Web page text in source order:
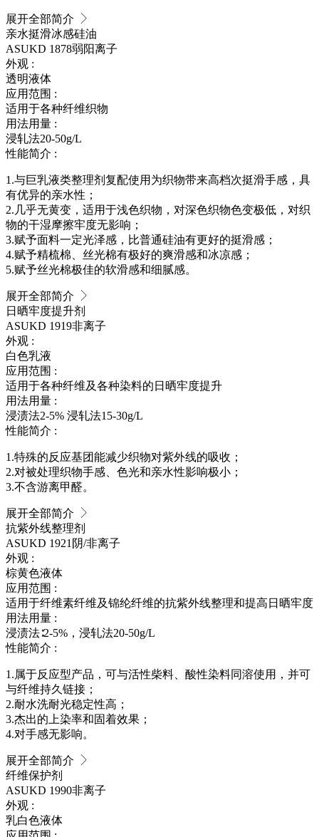
展开全部简介
亲水挺滑冰感硅油
ASUKD 1878弱阳离子
外观 :
透明液体
应用范围 :
适用于各种纤维织物
用法用量 :
浸轧法20-50g/L
性能简介 :
1.与巨乳液类整理剂复配使用为织物带来高档次挺滑手感，具
有优异的亲水性；
2.几乎无黄变，适用于浅色织物，对深色织物色变极低，对织
物的干湿摩擦牢度无影响；
3.赋予面料一定光泽感，比普通硅油有更好的挺滑感；
4.赋予精梳棉、丝光棉有极好的爽滑感和冰凉感；
5.赋予丝光棉极佳的软滑感和细腻感。
展开全部简介
日晒牢度提升剂
ASUKD 1919非离子
外观 :
白色乳液
应用范围 :
适用于各种纤维及各种染料的日晒牢度提升
用法用量 :
浸渍法2-5% 浸轧法15-30g/L
性能简介 :
1.特殊的反应基团能减少织物对紫外线的吸收；
2.对被处理织物手感、色光和亲水性影响极小；
3.不含游离甲醛。
展开全部简介
抗紫外线整理剂
ASUKD 1921阴/非离子
外观 :
棕黄色液体
应用范围 :
适用于纤维素纤维及锦纶纤维的抗紫外线整理和提高日晒牢度
用法用量 :
浸渍法∶2-5%，浸轧法20-50g/L
性能简介 :
1.属于反应型产品，可与活性柴料、酸性染料同溶使用，并可
与纤维持久链接；
2.耐水洗耐光稳定性高；
3.杰出的上染率和固着效果；
4.对手感无影响。
展开全部简介
纤维保护剂
ASUKD 1990非离子
外观 :
乳白色液体